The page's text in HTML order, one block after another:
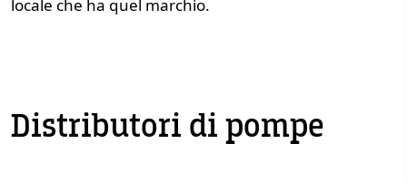
locale che ha quel marchio.
Distributori di pompe